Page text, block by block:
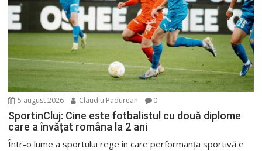
5 august 2026 Claudiu Padurean 0
SportinCluj: Cine este fotbalistul cu două diplome
care a învățat româna la 2 ani
Într-o lume a sportului rege în care performanța sportivă e